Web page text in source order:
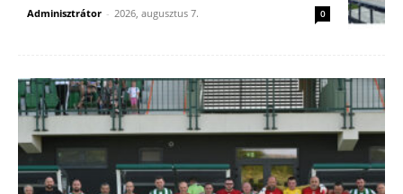
Adminisztrátor - 2026, augusztus 7. 0